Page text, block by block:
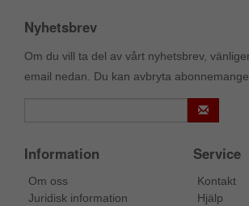
Nyhetsbrev
Om du vill ta del av vårt nyhetsbrev,
email nedan. Du kan avbryta
Information
Om oss
Juridisk information
Service
Kontakt
Hjälp